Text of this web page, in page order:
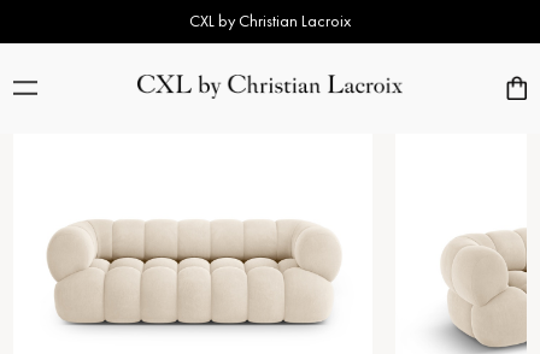
CXL by Christian Lacroix